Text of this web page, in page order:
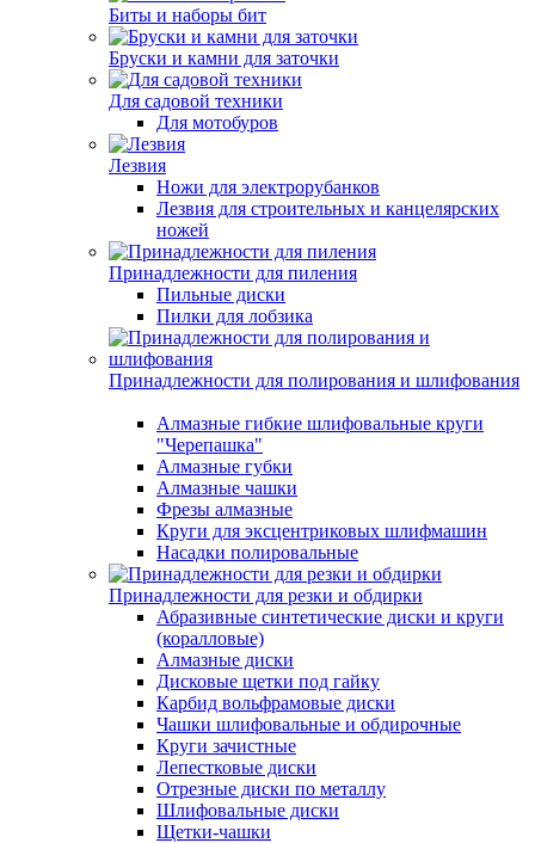
Биты и наборы бит
Бруски и камни для заточки
Для садовой техники
Для мотобуров
Лезвия
Ножи для электрорубанков
Лезвия для строительных и канцелярских
ножей
Принадлежности для пиления
Пильные диски
Пилки для лобзика
Принадлежности для полирования и шлифования
Алмазные гибкие шлифовальные круги
"Черепашка"
Алмазные губки
Алмазные чашки
Фрезы алмазные
Круги для эксцентриковых шлифмашин
Насадки полировальные
Принадлежности для резки и обдирки
Абразивные синтетические диски и круги
(коралловые)
Алмазные диски
Дисковые щетки под гайку
Карбид вольфрамовые диски
Чашки шлифовальные и обдирочные
Круги зачистные
Лепестковые диски
Отрезные диски по металлу
Шлифовальные диски
Щетки-чашки